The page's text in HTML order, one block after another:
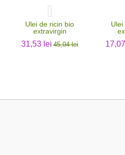
Ulei de ricin bio
extravirgin
31,53 lei 45,04 lei
Ulei